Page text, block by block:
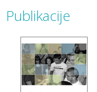
Publikacije